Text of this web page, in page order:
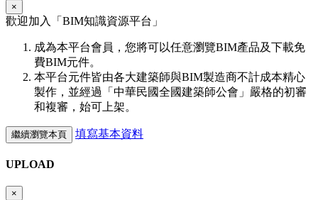
×
歡迎加入「 BIM知識資源平台」
成為本平台會員，您將可以任意瀏覽BIM產品及下載免
費BIM元件。
本平台元件皆由各大建築師與BIM製造商不計成本精心
製作，並經過「中華民國全國建築師公會」嚴格的初審
和複審，始可上架。
繼續瀏覽本頁 填寫基本資料
UPLOAD
×